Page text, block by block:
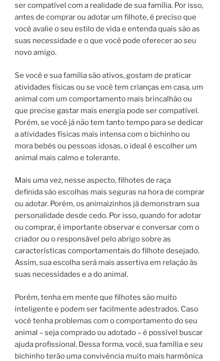
ser compatível com a realidade de sua família. Por isso,
antes de comprar ou adotar um filhote, é preciso que
você avalie o seu estilo de vida e entenda quais são as
suas necessidade e o que você pode oferecer ao seu
novo amigo.
Se você e sua família são ativos, gostam de praticar
atividades físicas ou se você tem crianças em casa, um
animal com um comportamento mais brincalhão ou
que precise gastar mais energia pode ser compatível.
Porém, se você já não tem tanto tempo para se dedicar
a atividades físicas mais intensa com o bichinho ou
mora bebês ou pessoas idosas, o ideal é escolher um
animal mais calmo e tolerante.
Mais uma vez, nesse aspecto, filhotes de raça
definida são escolhas mais seguras na hora de comprar
ou adotar. Porém, os animaizinhos já demonstram sua
personalidade desde cedo. Por isso, quando for adotar
ou comprar, é importante observar e conversar com o
criador ou o responsável pelo abrigo sobre as
características comportamentais do filhote desejado.
Assim, sua escolha será mais assertiva em relação às
suas necessidades e a do animal.
Porém, tenha em mente que filhotes são muito
inteligente e podem ser facilmente adestrados. Caso
você tenha problemas com o comportamento do seu
animal – seja comprado ou adotado – é possível buscar
ajuda profissional. Dessa forma, você, sua família e seu
bichinho terão uma convivência muito mais harmônica